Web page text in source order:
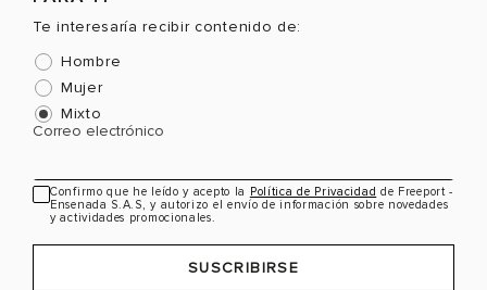
Te interesaría recibir contenido de:
Hombre
Mujer
Mixto
Correo electrónico
Confirmo que he leído y acepto la Política de Privacidad de Freeport -
Ensenada S.A.S, y autorizo el envío de información sobre novedades
y actividades promocionales.
SUSCRIBIRSE